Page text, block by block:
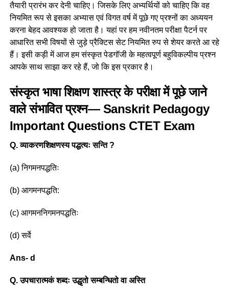
तैयारी प्रारंभ कर देनी चाहिए। जिसके लिए अभ्यर्थियों को चाहिए कि वह
नियमित रूप से इसका अभ्यास एवं विगत वर्ष में पूछे गए प्रश्नों का अध्ययन
करना बेहद आवश्यक हो जाता है। यहां पर हम नवीनतम परीक्षा पैटर्न पर
आधारित सभी विषयों से जुड़े प्रैक्टिस सेट नियमित रुप से शेयर करते आ रहे
हैं। इसी कड़ी में आज हम संस्कृत पेडगॉजी के महत्वपूर्ण बहुविकल्पीय प्रश्न
आपके साथ साझा कर रहे हैं, जो कि इस प्रकार है।
संस्कृत भाषा शिक्षण शास्त्र के परीक्षा में पूछे जाने
वाले संभावित प्रश्न— Sanskrit Pedagogy
Important Questions CTET Exam
Q. व्याकरणशिक्षणस्य पद्धत्यः सन्ति ?
(a) निगमनपद्धतिः
(b) आगमनपद्धति:
(c) आगमननिगमनपद्धतिः
(d) सर्वे
Ans- d
Q. उपचारात्मकं शब्दः उद्धृतो सम्बन्धितो वा अस्ति